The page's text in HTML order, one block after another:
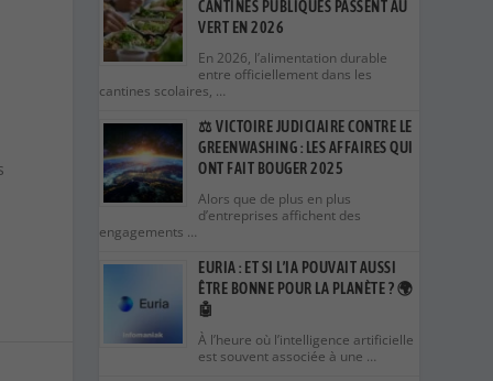
CANTINES PUBLIQUES PASSENT AU
VERT EN 2026
En 2026, l’alimentation durable
entre officiellement dans les
cantines scolaires, …
⚖️ VICTOIRE JUDICIAIRE CONTRE LE
GREENWASHING : LES AFFAIRES QUI
ONT FAIT BOUGER 2025
Alors que de plus en plus
d’entreprises affichent des
engagements …
EURIA : ET SI L’IA POUVAIT AUSSI
ÊTRE BONNE POUR LA PLANÈTE ? 🌍
🤖
À l’heure où l’intelligence artificielle
est souvent associée à une …